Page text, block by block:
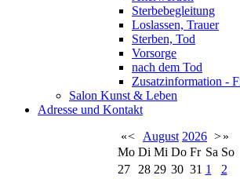
Sterbebegleitung
Loslassen, Trauer
Sterben, Tod
Vorsorge
nach dem Tod
Zusatzinformation -
Salon Kunst & Leben
Adresse und Kontakt
«< August 2026 >»
Mo Di Mi Do Fr Sa So
27
28 29 30 31 1
2